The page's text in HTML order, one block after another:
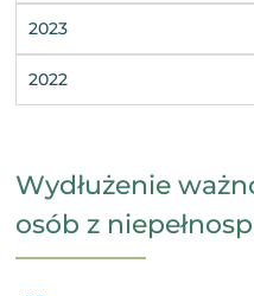
2023
2022
Wydłużenie
osób z